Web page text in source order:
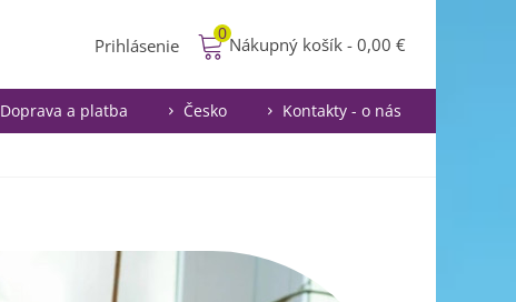
Prihlásenie
0
Nákupný košík - 0,00 €
Doprava a platba Česko Kontakty - o nás